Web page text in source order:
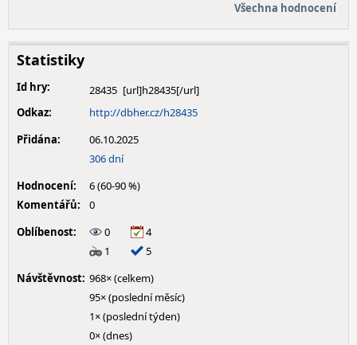
Všechna hodnocení
Statistiky
Id hry:
28435
Odkaz:
http://dbher.cz/h28435
Přidána:
06.10.2025
306 dní
Hodnocení:
6 (60-90 %)
Komentářů:
0
Oblíbenost:
0
4
1
5
Návštěvnost: 968× (celkem)
95× (poslední měsíc)
1× (poslední týden)
0× (dnes)